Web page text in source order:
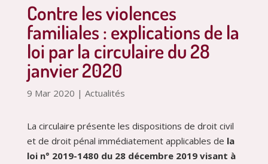
Contre les violences
familiales : explications de la
loi par la circulaire du 28
janvier 2020
9 Mar 2020 | Actualités
La circulaire présente les dispositions de droit civil
et de droit pénal immédiatement applicables de la
loi n° 2019-1480 du 28 décembre 2019 visant à